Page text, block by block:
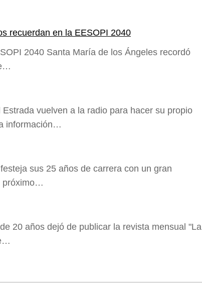
recuerdan en la EESOPI 2040
2040 Santa María de los Ángeles recordó
vuelven a la radio para hacer su propio
información…
sus 25 años de carrera con un gran
próximo…
20 años dejó de publicar la revista mensual "La